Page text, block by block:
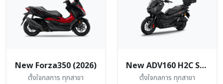
New Forza350 (2026)
ตั้งใจกลการ ทุกสาขา
New ADV160 H2C Smart(2026)
ตั้งใจกลการ ทุกสาขา